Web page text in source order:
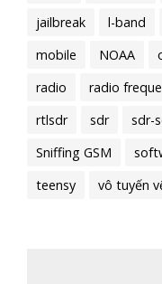
jailbreak
l-band
mobile
NOAA
radio
radio
rtlsdr
sdr sdr-
Sniffing GSM
teensy
vô tuyến